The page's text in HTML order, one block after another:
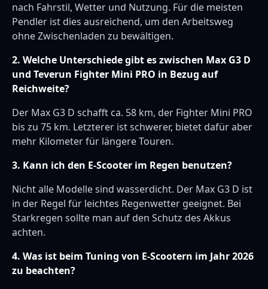
nach Fahrstil, Wetter und Nutzung. Für die meisten
Pendler ist dies ausreichend, um den Arbeitsweg
ohne Zwischenladen zu bewältigen.
2. Welche Unterschiede gibt es zwischen Max G3 D
und Teverun Fighter Mini PRO in Bezug auf
Reichweite?
Der Max G3 D schafft ca. 58 km, der Fighter Mini PRO
bis zu 75 km. Letzterer ist schwerer, bietet dafür aber
mehr Kilometer für längere Touren.
3. Kann ich den E-Scooter im Regen benutzen?
Nicht alle Modelle sind wasserdicht. Der Max G3 D ist
in der Regel für leichtes Regenwetter geeignet. Bei
Starkregen sollte man auf den Schutz des Akkus
achten.
4. Was ist beim Tuning von E-Scootern im Jahr 2026
zu beachten?